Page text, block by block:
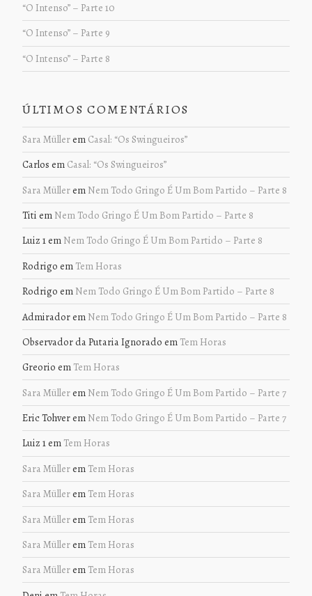
“O Intenso” – Parte 10
“O Intenso” – Parte 9
“O Intenso” – Parte 8
ÚLTIMOS COMENTÁRIOS
Sara Müllerem Casal: “Os Swingueiros”
Carlos em Casal: “Os Swingueiros”
Sara Müllerem Nem Todo Gringo É Um Bom Partido – Parte 8
Titi em Nem Todo Gringo É Um Bom Partido – Parte 8
Luiz 1em Nem Todo Gringo É Um Bom Partido – Parte 8
Rodrigo em Tem Horas
Rodrigo em Nem Todo Gringo É Um Bom Partido – Parte 8
Admiradorem Nem Todo Gringo É Um Bom Partido – Parte 8
Observador da Putaria Ignorado em Tem Horas
Greorio em Tem Horas
Sara Müllerem Nem Todo Gringo É Um Bom Partido – Parte 7
Eric Tohverem Nem Todo Gringo É Um Bom Partido – Parte 7
Luiz 1em Tem Horas
Sara Müllerem Tem Horas
Sara Müllerem Tem Horas
Sara Müllerem Tem Horas
Sara Müllerem Tem Horas
Sara Müllerem Tem Horas